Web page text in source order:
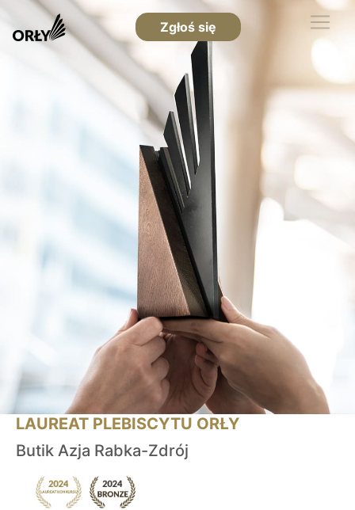
Zgłoś się
LAUREAT PLEBISCYTU ORŁY
Butik Azja Rabka-Zdrój